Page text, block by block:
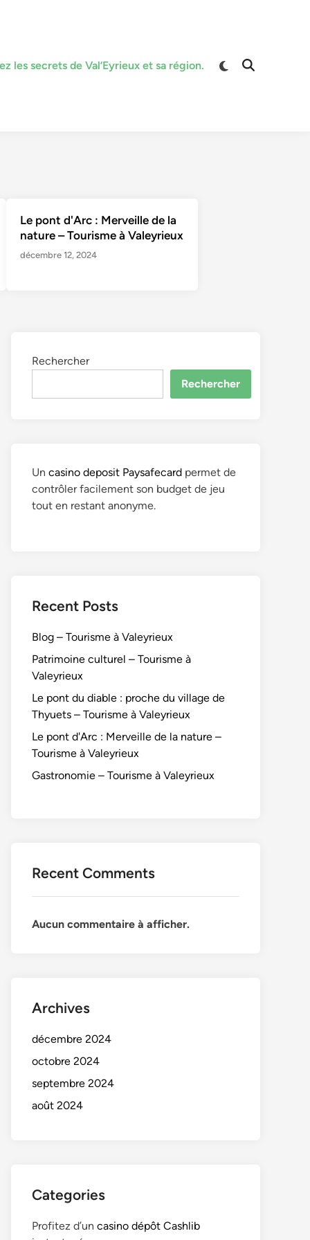
les secrets de Val’Eyrieux et sa région.
Le pont d'Arc : Merveille de la
nature – Tourisme à Valeyrieux
décembre 12, 2024
Rechercher
Rechercher
Un casino deposit Paysafecard permet de
contrôler facilement son budget de jeu
tout en restant anonyme.
Recent Posts
Blog – Tourisme à Valeyrieux
Patrimoine culturel – Tourisme à
Valeyrieux
Le pont du diable : proche du village de
Thyuets – Tourisme à Valeyrieux
Le pont d'Arc : Merveille de la nature –
Tourisme à Valeyrieux
Gastronomie – Tourisme à Valeyrieux
Recent Comments
Aucun commentaire à afficher.
Archives
décembre 2024
octobre 2024
septembre 2024
août 2024
Categories
Profitez d’un casino dépôt Cashlib